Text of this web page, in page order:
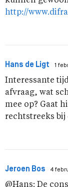
http://
Hans de Ligt 1
Interessante
afvraag, wat
mee op? Gaat
rechtstreeks bij
Jeroen Bos 4
@Hans: De